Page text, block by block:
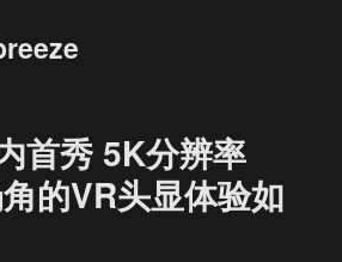
首秀 5K分辨率
的VR头显体验如